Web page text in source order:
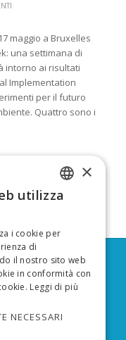
maggio a Bruxelles
una settimana di
intorno ai risultati
Implementation
per il futuro
Quattro sono i
ITALIAN
×
utilizza
i cookie per
di
il nostro sito web
in conformità con
Leggi di più
NECESSARI